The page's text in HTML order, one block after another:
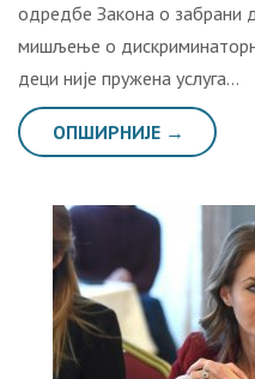
одредбе Закона о забрани
мишљење о
деци није пружена услуга…
ОПШИРНИЈЕ →